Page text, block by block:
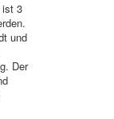
ist 3
und
Der